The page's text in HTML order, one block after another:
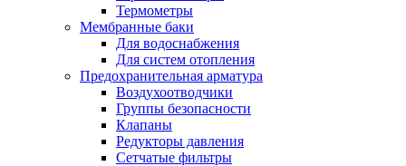
Термометры
Мембранные баки
Для водоснабжения
Для систем отопления
Предохранительная арматура
Воздухоотводчики
Группы безопасности
Клапаны
Редукторы давления
Сетчатые фильтры